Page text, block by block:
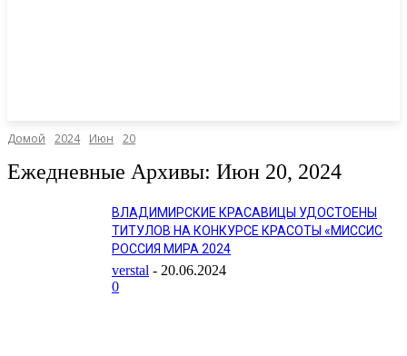
Домой 2024 Июн 20
Ежедневные Архивы: Июн 20, 2024
ВЛАДИМИРСКИЕ КРАСАВИЦЫ УДОСТОЕНЫ
ТИТУЛОВ НА КОНКУРСЕ КРАСОТЫ «МИССИС
РОССИЯ МИРА 2024
verstal - 20.06.2024
0